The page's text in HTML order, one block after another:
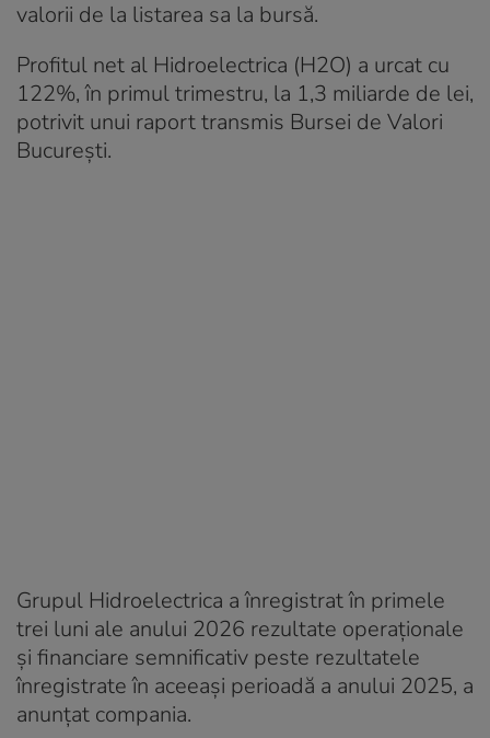
valorii de la listarea sa la bursă.
Profitul net al Hidroelectrica (H2O) a urcat cu
122%, în primul trimestru, la 1,3 miliarde de lei,
potrivit unui raport transmis Bursei de Valori
București.
Grupul Hidroelectrica a înregistrat în primele
trei luni ale anului 2026 rezultate operaționale
și financiare semnificativ peste rezultatele
înregistrate în aceeași perioadă a anului 2025, a
anunțat compania.